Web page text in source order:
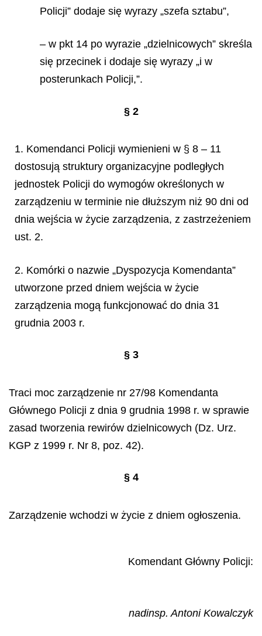
Policji” dodaje się wyrazy „szefa sztabu”,
– w pkt 14 po wyrazie „dzielnicowych” skreśla
się przecinek i dodaje się wyrazy „i w
posterunkach Policji,”.
§ 2
1. Komendanci Policji wymienieni w § 8 – 11
dostosują struktury organizacyjne podległych
jednostek Policji do wymogów określonych w
zarządzeniu w terminie nie dłuższym niż 90 dni od
dnia wejścia w życie zarządzenia, z zastrzeżeniem
ust. 2.
2. Komórki o nazwie „Dyspozycja Komendanta”
utworzone przed dniem wejścia w życie
zarządzenia mogą funkcjonować do dnia 31
grudnia 2003 r.
§ 3
Traci moc zarządzenie nr 27/98 Komendanta
Głównego Policji z dnia 9 grudnia 1998 r. w sprawie
zasad tworzenia rewirów dzielnicowych (Dz. Urz.
KGP z 1999 r. Nr 8, poz. 42).
§ 4
Zarządzenie wchodzi w życie z dniem ogłoszenia.
Komendant Główny Policji:
nadinsp. Antoni Kowalczyk